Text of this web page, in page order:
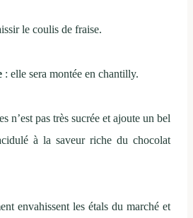
le coulis de fraise.
: elle sera montée en chantilly.
n’est pas très sucrée et ajoute un bel
à la saveur riche du chocolat
envahissent les étals du marché et